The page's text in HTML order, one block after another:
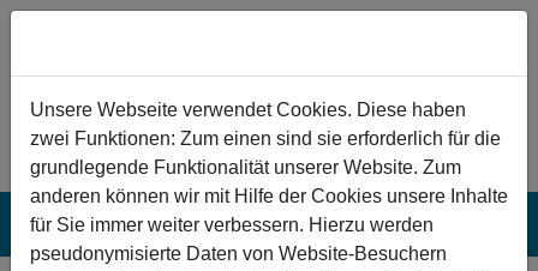
Zum Hauptinhalt springen
Unsere Webseite verwendet Cookies. Diese haben
zwei Funktionen: Zum einen sind sie erforderlich für die
grundlegende Funktionalität unserer Website. Zum
anderen können wir mit Hilfe der Cookies unsere Inhalte
für Sie immer weiter verbessern. Hierzu werden
pseudonymisierte Daten von Website-Besuchern